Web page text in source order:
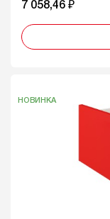
7 058,46 ₽
НОВИНКА